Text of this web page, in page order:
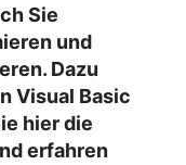
Sie
und
Dazu
Visual Basic
hier die
erfahren